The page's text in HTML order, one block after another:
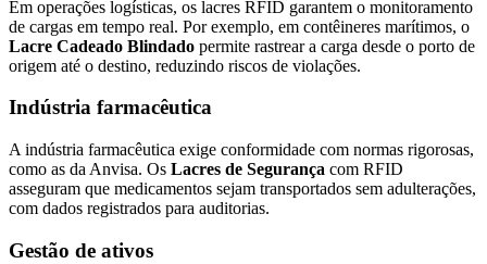
Em operações logísticas, os lacres RFID garantem o monitoramento
de cargas em tempo real. Por exemplo, em contêineres marítimos, o
Lacre Cadeado Blindado permite rastrear a carga desde o porto de
origem até o destino, reduzindo riscos de violações.
Indústria farmacêutica
A indústria farmacêutica exige conformidade com normas rigorosas,
como as da Anvisa. Os Lacres de Segurança com RFID
asseguram que medicamentos sejam transportados sem adulterações,
com dados registrados para auditorias.
Gestão de ativos